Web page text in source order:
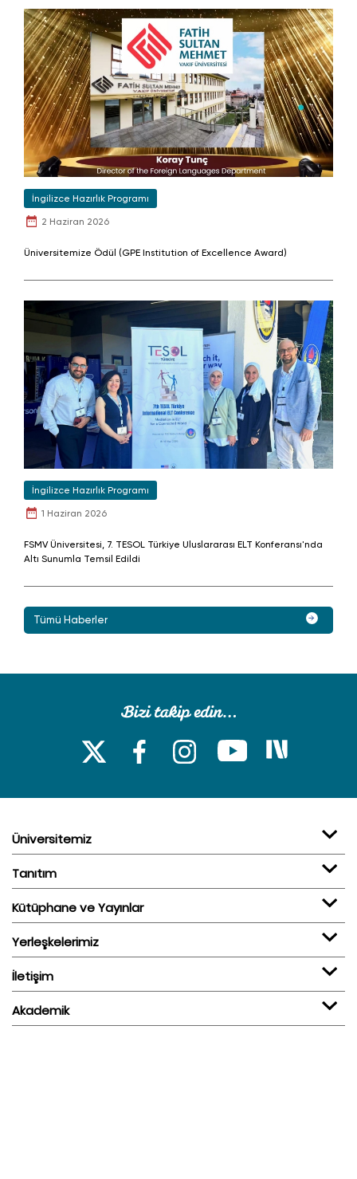
İngilizce Hazırlık Programı
2 Haziran 2026
Üniversitemize Ödül (GPE Institution of Excellence Award)
İngilizce Hazırlık Programı
1 Haziran 2026
FSMV Üniversitesi, 7. TESOL Türkiye Uluslararası ELT Konferansı'nda
Altı Sunumla Temsil Edildi
Tümü Haberler
Üniversitemiz
Tanıtım
Kütüphane ve Yayınlar
Yerleşkelerimiz
İletişim
Akademik